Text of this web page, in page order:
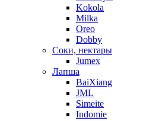
Kokola
Milka
Oreo
Dobby
Соки, нектары
Jumex
Лапша
BaiXiang
JML
Simeite
Indomie